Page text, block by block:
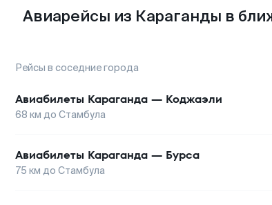
Авиарейсы из Караганды в
Рейсы в соседние города
Авиабилеты Караганда — Коджаэли
68 км до Стамбула
Авиабилеты Караганда — Бурса
75 км до Стамбула